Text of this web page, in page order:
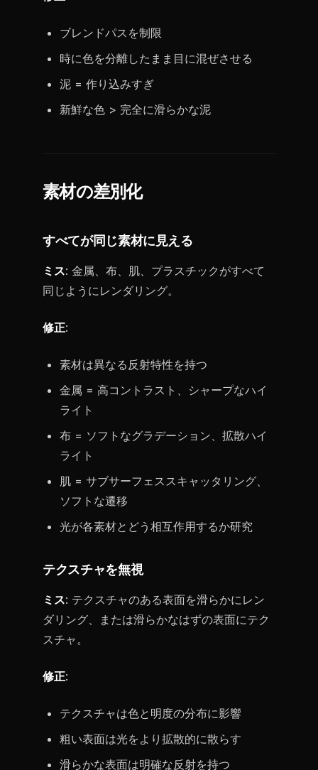
ブレンドパスを制限
時に色を分離したまま目に混ぜさせる
泥 = 作り込みすぎ
新鮮な色 > 完全に滑らかな泥
素材の差別化
すべてが同じ素材に見える
ミス: 金属、布、肌、プラスチックがすべて
同じようにレンダリング。
修正:
素材は異なる反射特性を持つ
金属 = 高コントラスト、シャープなハイ
ライト
布 = ソフトなグラデーション、拡散ハイ
ライト
肌 = サブサーフェススキャッタリング、
ソフトな遷移
光が各素材とどう相互作用するか研究
テクスチャを無視
ミス: テクスチャのある表面を滑らかにレン
ダリング、または滑らかなはずの表面にテク
スチャ。
修正:
テクスチャは色と明度の分布に影響
粗い表面は光をより拡散的に散らす
滑らかな表面は明確な反射を持つ